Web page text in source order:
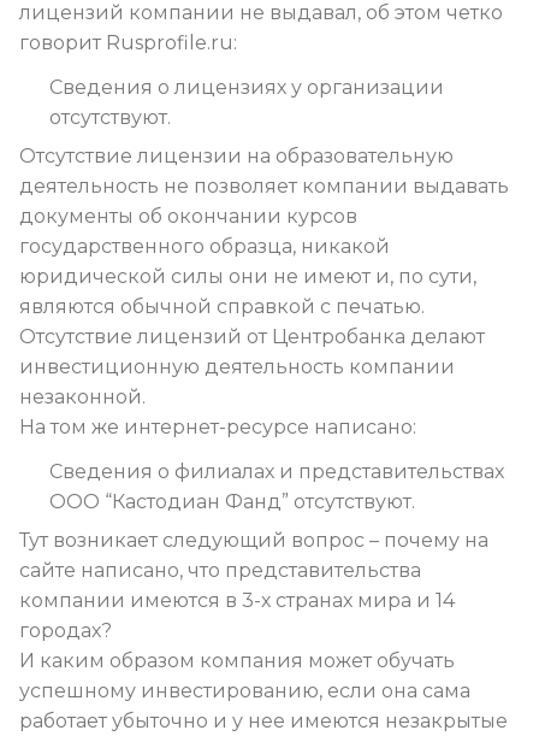
лицензий компании не выдавал, об этом четко
говорит Rusprofile.ru:
Сведения о лицензиях у организации
отсутствуют.
Отсутствие лицензии на образовательную
деятельность не позволяет компании выдавать
документы об окончании курсов
государственного образца, никакой
юридической силы они не имеют и, по сути,
являются обычной справкой с печатью.
Отсутствие лицензий от Центробанка делают
инвестиционную деятельность компании
незаконной.
На том же интернет-ресурсе написано:
Сведения о филиалах и представительствах
ООО “Кастодиан Фанд” отсутствуют.
Тут возникает следующий вопрос – почему на
сайте написано, что представительства
компании имеются в 3-х странах мира и 14
городах?
И каким образом компания может обучать
успешному инвестированию, если она сама
работает убыточно и у нее имеются незакрытые